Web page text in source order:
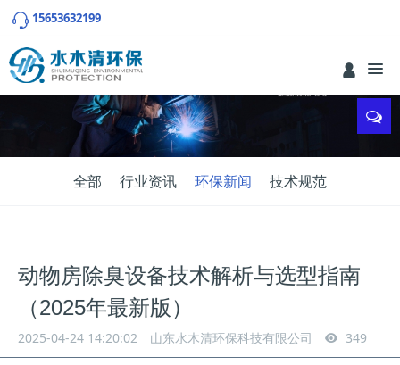
15653632199
全部 行业资讯 环保新闻 技术规范
动物房除臭设备技术解析与选型指南
（2025年最新版）
2025-04-24 14:20:02 山东水木清环保科技有限公司 349